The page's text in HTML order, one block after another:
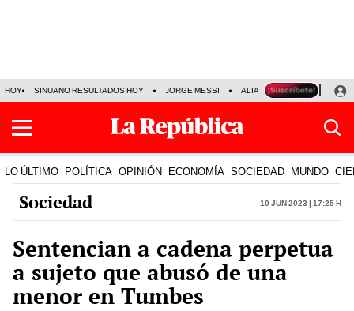
HOY SINUANO RESULTADOS HOY JORGE MESSI ALIANZA LIMA VS SPORT
LO ÚLTIMO POLÍTICA OPINIÓN ECONOMÍA SOCIEDAD MUNDO
Sociedad 10 Jun 2023 | 17:25 h
Sentencian a cadena perpetua
a sujeto que abusó de una
menor en Tumbes